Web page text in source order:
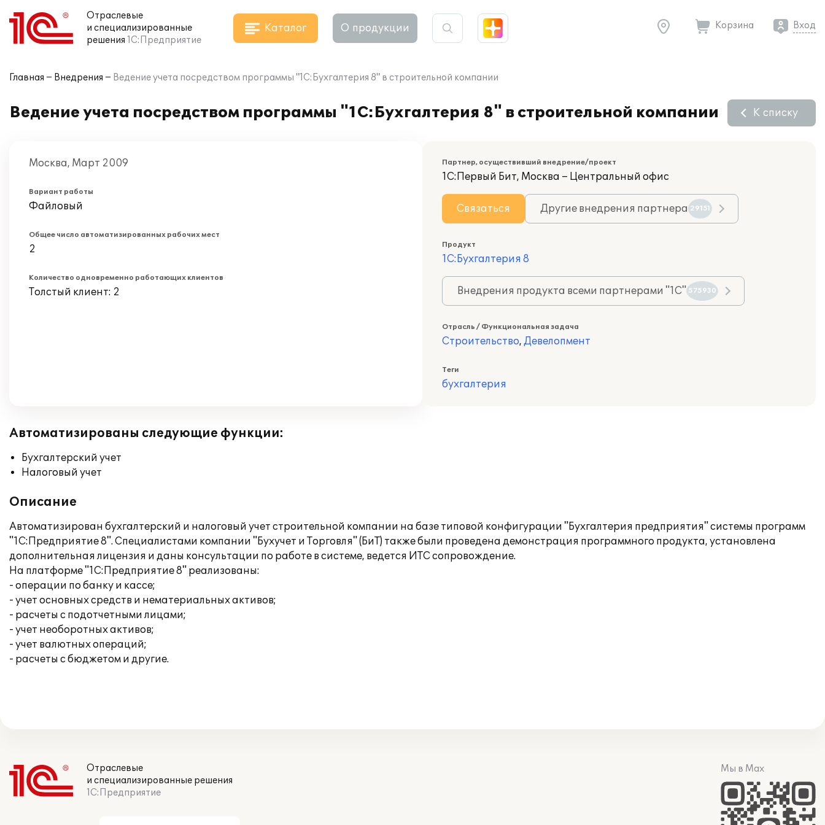
Отраслевые
и специализированные
решения 1С:Предприятие
Каталог О продукции Корзина Вход
Главная Внедрения Ведение учета посредством программы "1С:Бухгалтерия 8" в строительной компании
Ведение учета посредством программы "1С:Бухгалтерия 8" в строительной компании К списку
Москва, Март 2009
Вариант работы
Файловый
Общее число автоматизированных рабочих мест
2
Количество одновременно работающих клиентов
Толстый клиент: 2
Партнер, осуществивший внедрение/проект
1С:Первый Бит, Москва – Центральный офис
Связаться Другие внедрения партнера 29151
Продукт
1С:Бухгалтерия 8
Внедрения продукта всеми партнерами "1С" 575930
Отрасль / Функциональная задача
Строительство, Девелопмент
Теги
бухгалтерия
Автоматизированы следующие функции:
Бухгалтерский учет
Налоговый учет
Описание
Автоматизирован бухгалтерский и налоговый учет строительной компании на базе типовой конфигурации "Бухгалтерия предприятия" системы программ
"1С:Предприятие 8". Специалистами компании "Бухучет и Торговля" (БиТ) также были проведена демонстрация программного продукта, установлена
дополнительная лицензия и даны консультации по работе в системе, ведется ИТС сопровождение.
На платформе "1С:Предприятие 8" реализованы:
- операции по банку и кассе;
- учет основных средств и нематериальных активов;
- расчеты с подотчетными лицами;
- учет необоротных активов;
- учет валютных операций;
- расчеты с бюджетом и другие.
Отраслевые
и специализированные решения
1С:Предприятие
Мы в Max